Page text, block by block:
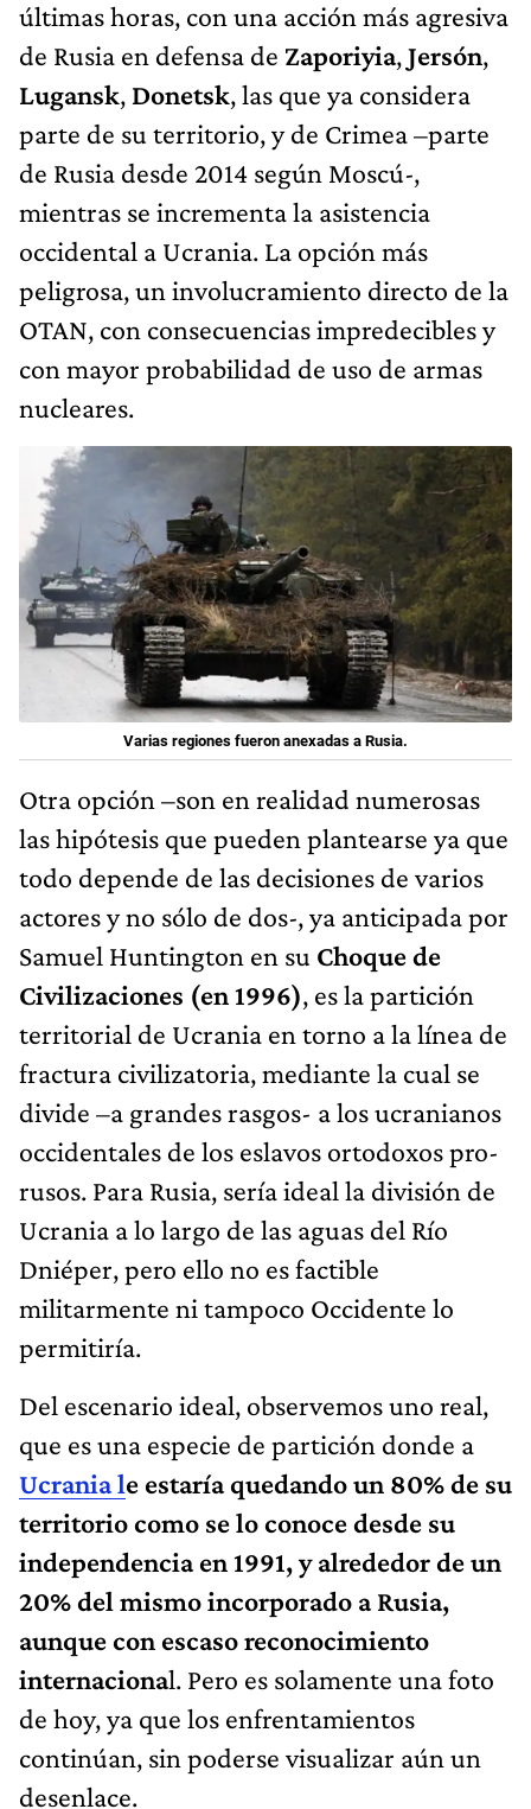
últimas horas, con una acción más agresiva
de Rusia en defensa de Zaporiyia,Jersón,
Lugansk, Donetsk, las que ya considera
parte de su territorio, y de Crimea –parte
de Rusia desde 2014 según Moscú-,
mientras se incrementa la asistencia
occidental a Ucrania. La opción más
peligrosa, un involucramiento directo de la
OTAN, con consecuencias impredecibles y
con mayor probabilidad de uso de armas
nucleares.
Varias regiones fueron anexadas a Rusia.
Otra opción –son en realidad numerosas
las hipótesis que pueden plantearse ya que
todo depende de las decisiones de varios
actores y no sólo de dos-, ya anticipada por
Samuel Huntington en su Choque de
Civilizaciones (en 1996), es la partición
territorial de Ucrania en torno a la línea de
fractura civilizatoria, mediante la cual se
divide –a grandes rasgos- a los ucranianos
occidentales de los eslavos ortodoxos pro-
rusos. Para Rusia, sería ideal la división de
Ucrania a lo largo de las aguas del Río
Dniéper, pero ello no es factible
militarmente ni tampoco Occidente lo
permitiría.
Del escenario ideal, observemos uno real,
que es una especie de partición donde a
Ucrania le estaría quedando un 80% de su
territorio como se lo conoce desde su
independencia en 1991, y alrededor de un
20% del mismo incorporado a Rusia,
aunque con escaso reconocimiento
internacional. Pero es solamente una foto
de hoy, ya que los enfrentamientos
continúan, sin poderse visualizar aún un
desenlace.